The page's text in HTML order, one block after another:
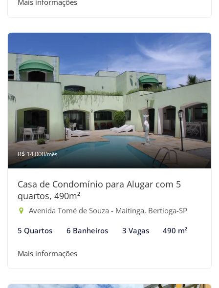
Mais informações
R$ 14.000/mês
Casa de Condomínio para Alugar com 5
quartos, 490m²
Avenida Tomé de Souza - Maitinga, Bertioga-SP
5 Quartos 6 Banheiros 3 Vagas 490 m²
Mais informações